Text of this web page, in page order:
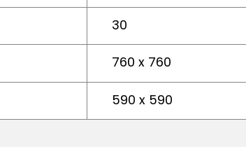
30
760 x 760
590 x 590